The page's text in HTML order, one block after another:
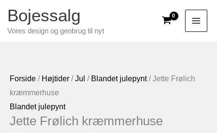
indholdet
Bojessalg
Vores design og genbrug til nyt
Forside / Højtider /Jul / Blandet julepynt/ Jette Frølich
kræmmerhuse
Blandet julepynt
Jette Frølich kræmmerhuse